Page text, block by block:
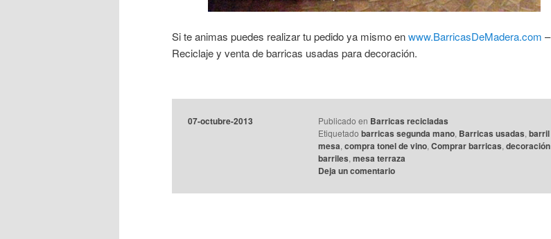
Si te animas puedes realizar tu pedido ya mismo enwww.BarricasDeMadera.com –
Reciclaje y venta de barricas usadas para decoración.
07-octubre-2013 Publicado en Barricas recicladas
Etiquetado barricas segunda mano, Barricas usadas,barril
mesa,compra tonel de vino,Comprar barricas,decoración
barriles,mesa terraza
Deja un comentario